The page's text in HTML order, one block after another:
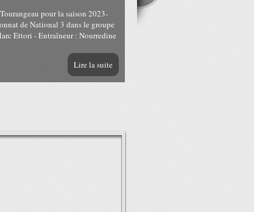
pour la saison 2023-
de National 3 dans le groupe
Ettori - Entraîneur : Nourredine
Lire la suite